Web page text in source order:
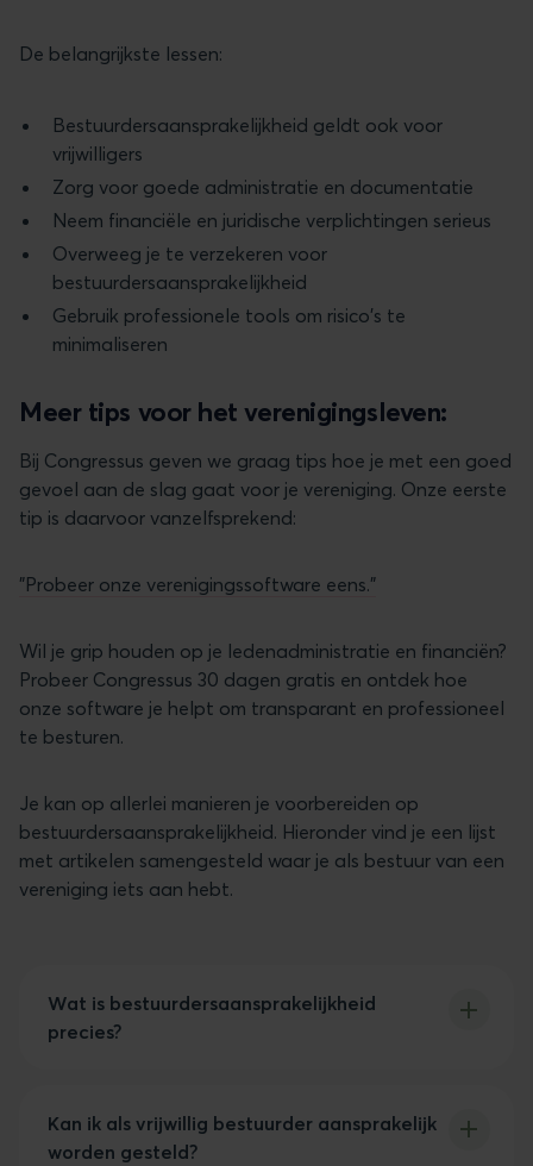
De belangrijkste lessen:
Bestuurdersaansprakelijkheid geldt ook voor
vrijwilligers
Zorg voor goede administratie en documentatie
Neem financiële en juridische verplichtingen serieus
Overweeg je te verzekeren voor
bestuurdersaansprakelijkheid
Gebruik professionele tools om risico's te
minimaliseren
Meer tips voor het verenigingsleven:
Bij Congressus geven we graag tips hoe je met een goed
gevoel aan de slag gaat voor je vereniging. Onze eerste
tip is daarvoor vanzelfsprekend:
"Probeer onze verenigingssoftware eens."
Wil je grip houden op je ledenadministratie en financiën?
Probeer Congressus 30 dagen gratis en ontdek hoe
onze software je helpt om transparant en professioneel
te besturen.
Je kan op allerlei manieren je voorbereiden op
bestuurdersaansprakelijkheid. Hieronder vind je een lijst
met artikelen samengesteld waar je als bestuur van een
vereniging iets aan hebt.
Wat is bestuurdersaansprakelijkheid
precies?
bestuurder persoonlijk aansprakelijk kunt worden
gesteld voor schade die de vereniging lijdt door
Kan ik als vrijwillig bestuurder aansprakelijk
worden gesteld?